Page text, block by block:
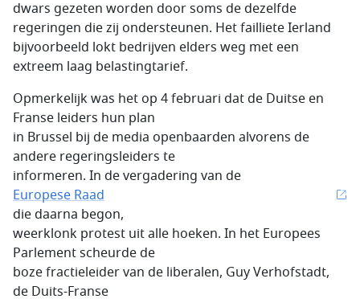
dwars gezeten worden door soms de dezelfde
regeringen die zij ondersteunen. Het failliete Ierland
bijvoorbeeld lokt bedrijven elders weg met een
extreem laag belastingtarief.
Opmerkelijk was het op 4 februari dat de Duitse en
Franse leiders hun plan
in Brussel bij de media openbaarden alvorens de
andere regeringsleiders te
informeren. In de vergadering van de
Europese Raad
die daarna begon,
weerklonk protest uit alle hoeken. In het Europees
Parlement scheurde de
boze fractieleider van de liberalen, Guy Verhofstadt,
de Duits-Franse